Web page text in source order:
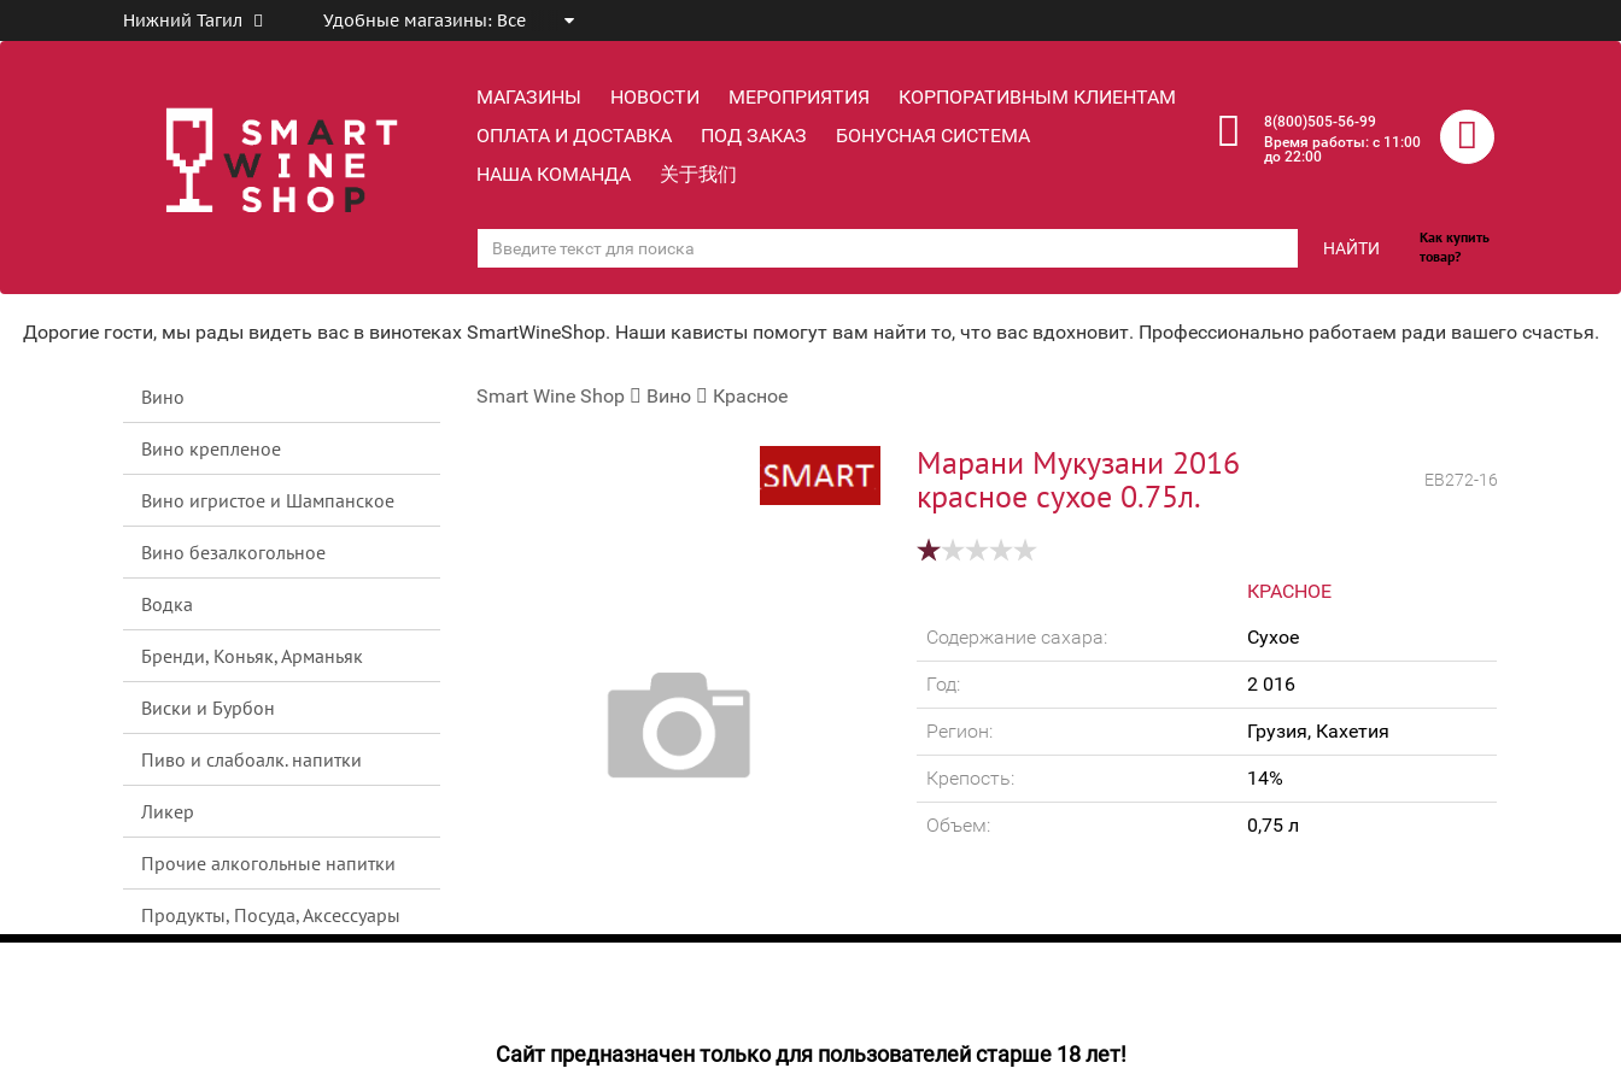
Нижний Тагил Удобные магазины: Все
МАГАЗИНЫ НОВОСТИ МЕРОПРИЯТИЯ
КОРПОРАТИВНЫМ КЛИЕНТАМ
ОПЛАТА И ДОСТАВКА
ПОД ЗАКАЗ
БОНУСНАЯ СИСТЕМА
НАША КОМАНДА
关于我们
8(800)505-56-99
Время работы: c 11:00
до 22:00
НАЙТИ
Как купить
товар?
Дорогие гости, мы рады видеть вас в винотеках SmartWineShop. Наши кависты помогут вам найти то, что вас вдохновит. Профессионально работаем ради вашего счастья.
Вино
Вино крепленое
Вино игристое и Шампанское
Вино безалкогольное
Водка
Бренди, Коньяк, Арманьяк
Виски и Бурбон
Пиво и слабоалк. напитки
Ликер
Прочие алкогольные напитки
Продукты, Посуда, Аксессуары
Smart Wine Shop Вино Красное
Марани Мукузани 2016
красное сухое 0.75л.
ЕВ272-16
КРАСНОЕ
Содержание сахара:
Сухое
Год: 2 016
Регион: Грузия, Кахетия
Крепость: 14%
Объем: 0,75 л
НЕТ В НАЛИЧИИ
Cайт предназначен только для пользователей старше 18 лет!